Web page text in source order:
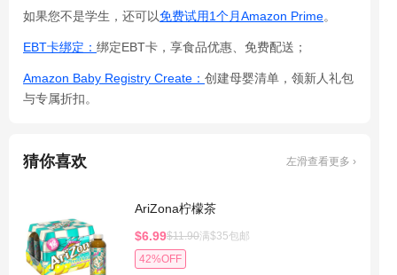
如果您不是学生，还可以免费试用1个月Amazon Prime。
EBT卡绑定： 绑定EBT卡，享食品优惠、免费配送；
Amazon Baby Registry Create： 创建母婴清单，领新人礼包
与专属折扣。
猜你喜欢 左滑查看更多 ›
AriZona柠檬茶
$6.99$11.90满$35包邮
42%OFF